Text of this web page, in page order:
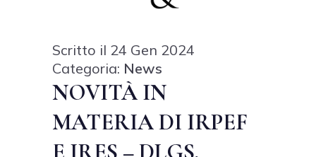
Scritto il 24 Gen 2024
Categoria: News
NOVITÀ IN
MATERIA DI IRPEF